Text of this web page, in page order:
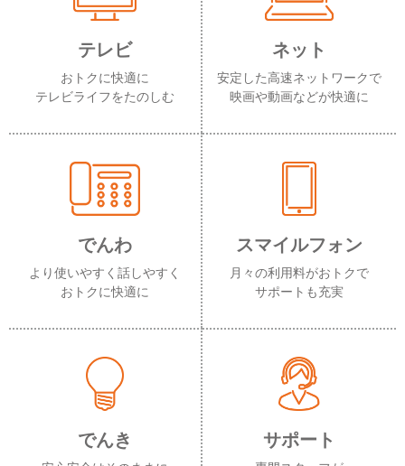
テレビ
おトクに快適に
テレビライフをたのしむ
ネット
安定した高速ネットワークで
映画や動画などが快適に
でんわ
より使いやすく話しやすく
おトクに快適に
スマイルフォン
月々の利用料がおトクで
サポートも充実
でんき サポート